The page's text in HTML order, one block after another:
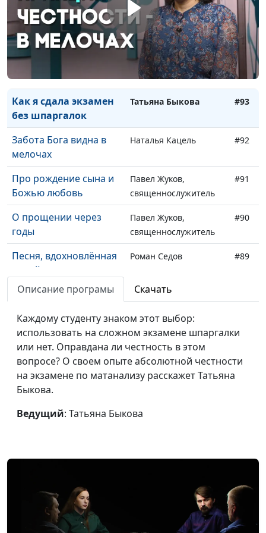
Бог подарил мне
деньги
Татьяна Быкова #95
В несчастье я
благодарила Бога
Татьяна Быкова #94
Как я сдала экзамен
без шпаргалок
Татьяна Быкова #93
Забота Бога видна в
мелочах
Наталья Кацель #92
Про рождение сына и
Божью любовь
Павел Жуков,
священнослужитель
#91
О прощении через
годы
Павел Жуков,
священнослужитель
#90
Песня, вдохновлённая
верой
Роман Седов #89
Как Бог видит мою
Роман Седов
Делать добро —
Божье желание
Роман Седов #87
Случайный разговор
изменил жизнь
Роман Седов
Иисус освобождает от
Роман Седов
Бога
Божьи дети среди
заключённых
#83
Служение Богу — путь
Петр Любимов #82
Описание програмы Скачать
Каждому студенту знаком этот выбор:
использовать на сложном экзамене шпаргалки
или нет. Оправдана ли честность в этом
вопросе? О своем опыте абсолютной честности
на экзамене по матанализу расскажет Татьяна
Быкова.
Ведущий: Татьяна Быкова